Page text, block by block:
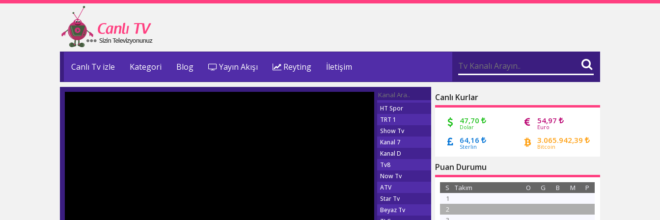
Canlı Tv izle Kategori Blog Yayın Akışı Reyting İletişim
HT Spor
TRT 1
Show Tv
Kanal 7
Kanal D
Tv8
Now Tv
ATV
Star Tv
Beyaz Tv
Canlı Kurlar
47,70
Dolar
54,97
Euro
64,16
Sterlin
3.065.942,39
Bitcoin
Puan Durumu
S Takım P
M
B
G
O
1
2